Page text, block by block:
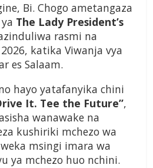
Bi. Chogo ametangaza
The Lady President’s
rasmi na
katika Viwanja vya
es Salaam.
hayo yatafanyika chini
It. Tee the Future”,
wanawake na
kushiriki mchezo wa
msingi imara wa
ya mchezo huo nchini.